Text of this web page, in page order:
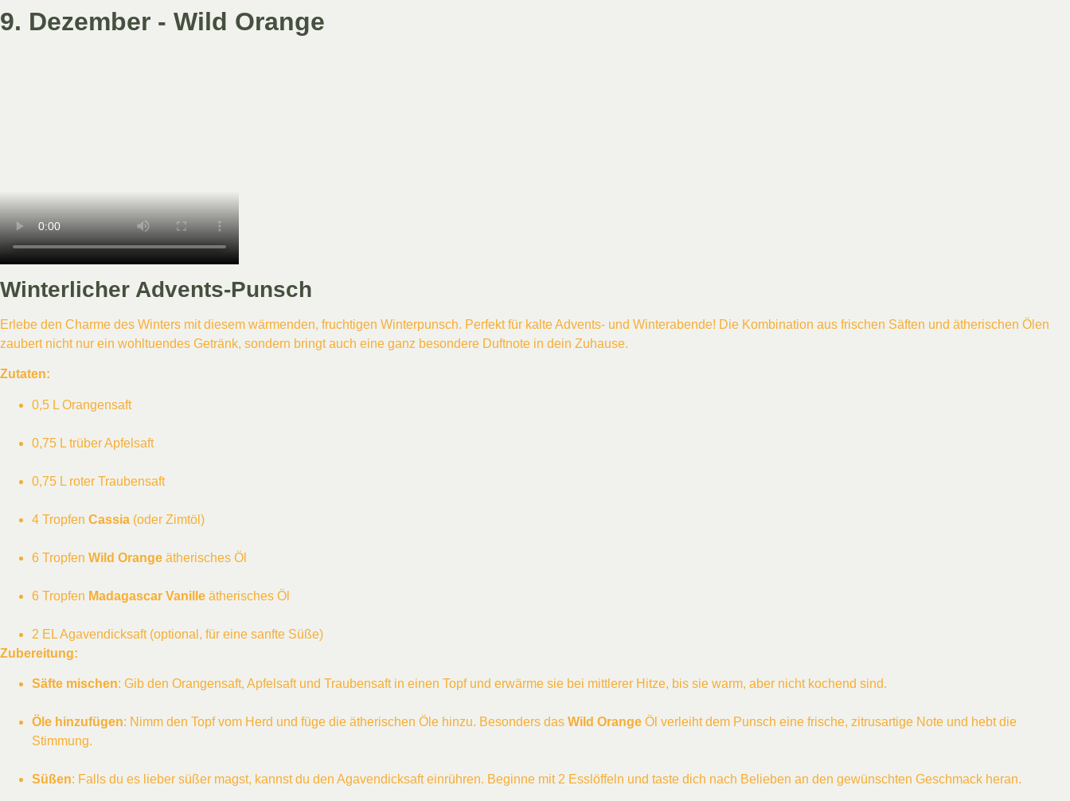
9. Dezember - Wild Orange
Winterlicher Advents-Punsch
Erlebe den Charme des Winters mit diesem wärmenden, fruchtigen Winterpunsch. Perfekt für kalte Advents- und Winterabende! Die Kombination aus frischen Säften und ätherischen Ölen
zaubert nicht nur ein wohltuendes Getränk, sondern bringt auch eine ganz besondere Duftnote in dein Zuhause.
Zutaten:
0,5 L Orangensaft
0,75 L trüber Apfelsaft
0,75 L roter Traubensaft
4 Tropfen Cassia (oder Zimtöl)
6 Tropfen Wild Orange ätherisches Öl
6 Tropfen Madagascar Vanille ätherisches Öl
2 EL Agavendicksaft (optional, für eine sanfte Süße)
Zubereitung:
Säfte mischen: Gib den Orangensaft, Apfelsaft und Traubensaft in einen Topf und erwärme sie bei mittlerer Hitze, bis sie warm, aber nicht kochend sind.
Öle hinzufügen: Nimm den Topf vom Herd und füge die ätherischen Öle hinzu. Besonders das Wild Orange Öl verleiht dem Punsch eine frische, zitrusartige Note und hebt die
Stimmung.
Süßen: Falls du es lieber süßer magst, kannst du den Agavendicksaft einrühren. Beginne mit 2 Esslöffeln und taste dich nach Belieben an den gewünschten Geschmack heran.